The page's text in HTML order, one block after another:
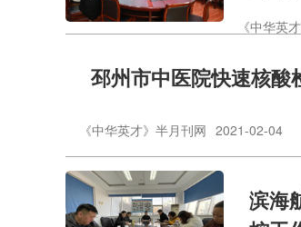
《中华英
邳州市中医院快速核酸
《中华英才》半月刊网 2021-02-04
滨海